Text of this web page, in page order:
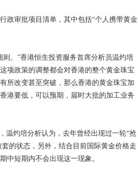
审批项目清单，其中包括“个人携带黄金
。”香港恒生投资服务首席分析员温灼培
项政策的调整都会对香港的整个黄金珠宝
所改变甚至突破，那么香港的黄金珠宝加
港要低，可以预期，届时大批的加工业务
灼培分析认为，去年曾经出现过一轮“抢
的状态，另外，结合目前国际黄金价格走
中短期内不会出现这一现象。